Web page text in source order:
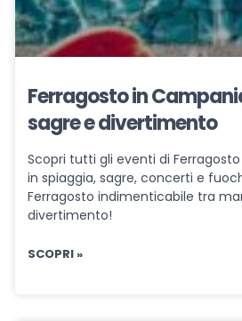
Ferragosto in
sagre e divertimento
Scopri tutti gli eventi di
in spiaggia, sagre, concerti e
Ferragosto indimenticabile tra
divertimento!
SCOPRI »